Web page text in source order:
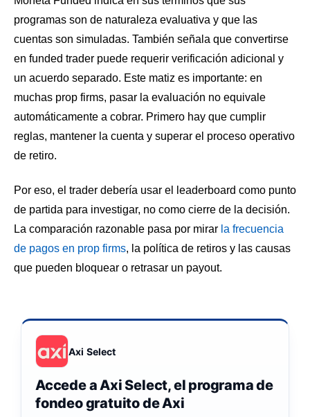
programas son de naturaleza evaluativa y que las
cuentas son simuladas. También señala que convertirse
en funded trader puede requerir verificación adicional y
un acuerdo separado. Este matiz es importante: en
muchas prop firms, pasar la evaluación no equivale
automáticamente a cobrar. Primero hay que cumplir
reglas, mantener la cuenta y superar el proceso operativo
de retiro.
Por eso, el trader debería usar el leaderboard como punto
de partida para investigar, no como cierre de la decisión.
La comparación razonable pasa por mirar la frecuencia
de pagos en prop firms, la política de retiros y las causas
que pueden bloquear o retrasar un payout.
Axi Select
Accede a Axi Select, el programa de
fondeo gratuito de Axi